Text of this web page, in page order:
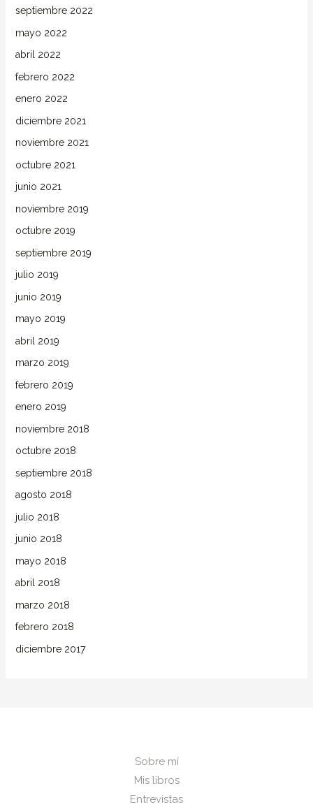
septiembre 2022
mayo 2022
abril 2022
febrero 2022
enero 2022
diciembre 2021
noviembre 2021
octubre 2021
junio 2021
noviembre 2019
octubre 2019
septiembre 2019
julio 2019
junio 2019
mayo 2019
abril 2019
marzo 2019
febrero 2019
enero 2019
noviembre 2018
octubre 2018
septiembre 2018
agosto 2018
julio 2018
junio 2018
mayo 2018
abril 2018
marzo 2018
febrero 2018
diciembre 2017
Sobre mí
Mis libros
Entrevistas